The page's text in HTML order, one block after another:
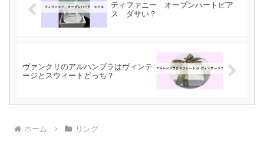
ティファニー オープンハートピア
ス ダサい？
ヴァンクリのアルハンブラはヴィンテ
ージとスウィートどっち？
ホーム リング